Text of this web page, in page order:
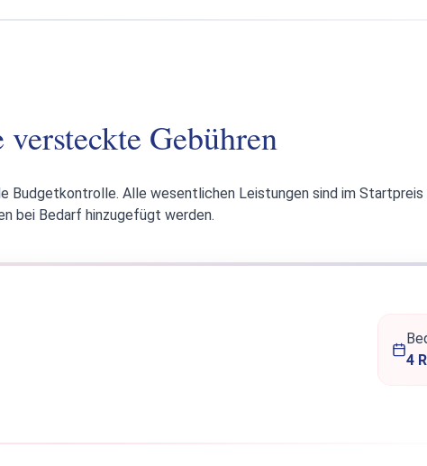
versteckte Gebühren
Budgetkontrolle. Alle wesentlichen Leistungen sind im
bei Bedarf hinzugefügt werden.
4